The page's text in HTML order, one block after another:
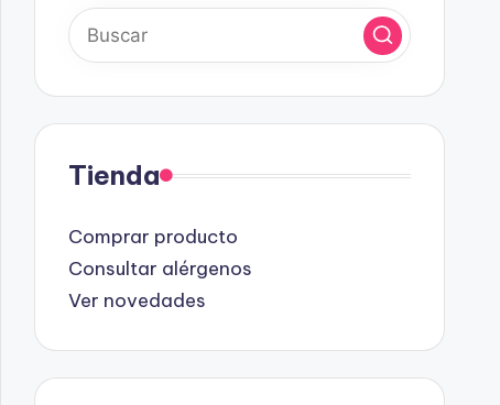
Tienda
Comprar producto
Consultar alérgenos
Ver novedades